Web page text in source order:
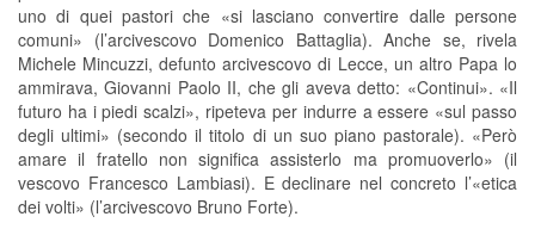
uno di quei pastori che «si lasciano convertire dalle persone
comuni» (l’arcivescovo Domenico Battaglia). Anche se, rivela
Michele Mincuzzi, defunto arcivescovo di Lecce, un altro Papa lo
ammirava, Giovanni Paolo II, che gli aveva detto: «Continui». «Il
futuro ha i piedi scalzi», ripeteva per indurre a essere «sul passo
degli ultimi» (secondo il titolo di un suo piano pastorale). «Però
amare il fratello non significa assisterlo ma promuoverlo» (il
vescovo Francesco Lambiasi). E declinare nel concreto l’«etica
dei volti» (l’arcivescovo Bruno Forte).